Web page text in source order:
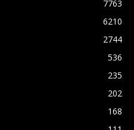
7763
6210
2744
536
235
202
168